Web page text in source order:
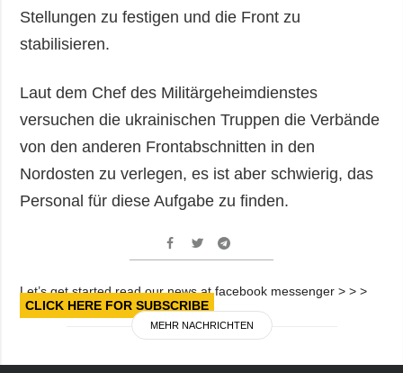
Stellungen zu festigen und die Front zu
stabilisieren.
Laut dem Chef des Militärgeheimdienstes
versuchen die ukrainischen Truppen die Verbände
von den anderen Frontabschnitten in den
Nordosten zu verlegen, es ist aber schwierig, das
Personal für diese Aufgabe zu finden.
Let’s get started read our news at facebook messenger > > >
CLICK HERE FOR SUBSCRIBE
MEHR NACHRICHTEN